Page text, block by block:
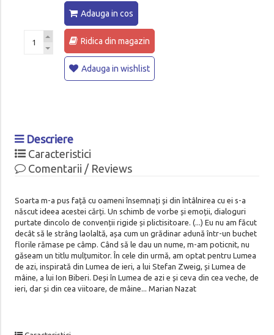
Adauga in cos
Ridica din magazin
Adauga in wishlist
Descriere
Caracteristici
Comentarii / Reviews
Soarta m-a pus față cu oameni însemnați și din întâlnirea cu ei s-a
născut ideea acestei cărți. Un schimb de vorbe și emoții, dialoguri
purtate dincolo de convenții rigide și plictisitoare. (...) Eu nu am făcut
decât să le strâng laolaltă, așa cum un grădinar adună într-un buchet
florile rămase pe câmp. Când să le dau un nume, m-am poticnit, nu
găseam un titlu mulțumitor. În cele din urmă, am optat pentru Lumea
de azi, inspirată din Lumea de ieri, a lui Stefan Zweig, și Lumea de
mâine, a lui Ion Biberi. Deși în Lumea de azi e și ceva din cea veche, de
ieri, dar și din cea viitoare, de mâine... Marian Nazat